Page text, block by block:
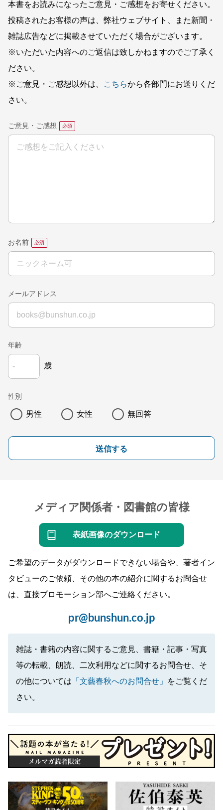
本書をお読みになったご意見・ご感想をお寄せください。
投稿されたお客様の声は、弊社ウェブサイト、また新聞・
雑誌広告などに掲載させていただく場合がございます。
※いただいた内容へのご返信は致しかねますのでご了承く
ださい。
※ご意見・ご感想以外は、
こちらから各部門にお送りくだ
さい。
ご意見・ご感想
お名前
メールアドレス
年齢
歳
性別
男性 女性 無回答
送信する
メディア関係者・図書館の皆様
表紙画像のダウンロード
ご希望のデータがダウンロードできない場合や、著者イン
タビューのご依頼、その他の本の紹介に関するお問合せ
は、直接プロモーション部へご連絡ください。
pr@bunshun.co.jp
雑誌・書籍の内容に関するご意見、書籍・記事・写真
等の転載、朗読、二次利用などに関するお問合せ、そ
の他については 「文藝春秋へのお問合せ」
をご覧くだ
さい。